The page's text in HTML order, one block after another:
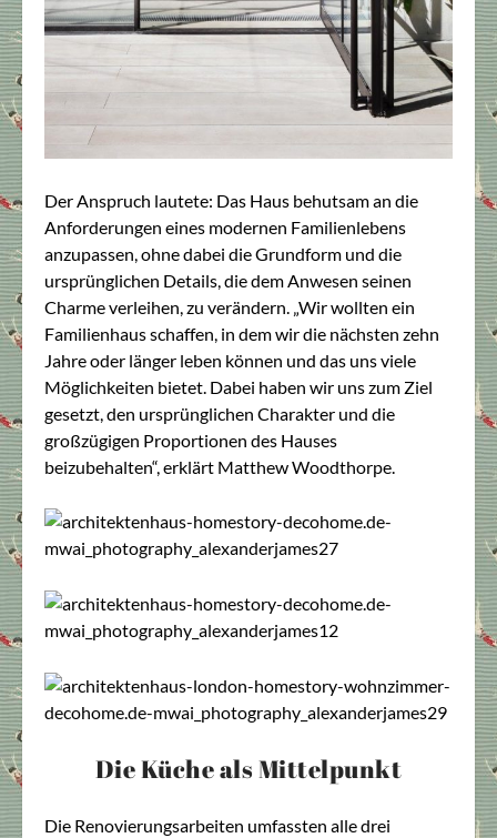
Der Anspruch lautete: Das Haus behutsam an die
Anforderungen eines modernen Familienlebens
anzupassen, ohne dabei die Grundform und die
ursprünglichen Details, die dem Anwesen seinen
Charme verleihen, zu verändern. „Wir wollten ein
Familienhaus schaffen, in dem wir die nächsten zehn
Jahre oder länger leben können und das uns viele
Möglichkeiten bietet. Dabei haben wir uns zum Ziel
gesetzt, den ursprünglichen Charakter und die
großzügigen Proportionen des Hauses
beizubehalten“, erklärt Matthew Woodthorpe.
Die Küche als Mittelpunkt
Die Renovierungsarbeiten umfassten alle drei